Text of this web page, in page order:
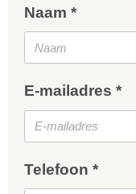
Naam *
E-mailadres *
Telefoon *